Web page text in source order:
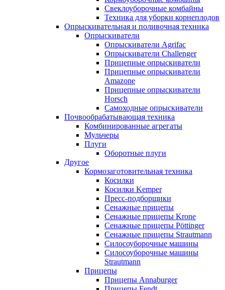
Свеклоуборочные комбайны
Техника для уборки корнеплодов
Опрыскивательная и поливочная техника
Опрыскиватели
Опрыскиватели Agrifac
Опрыскиватели Challenger
Прицепные опрыскиватели
Прицепные опрыскиватели
Amazone
Прицепные опрыскиватели
Horsch
Самоходные опрыскиватели
Почвообрабатывающая техника
Комбинированные агрегаты
Мульчеры
Плуги
Оборотные плуги
Другое
Кормозаготовительная техника
Косилки
Косилки Kemper
Пресс-подборщики
Сенажные прицепы
Сенажные прицепы Krone
Сенажные прицепы Pöttinger
Сенажные прицепы Strautmann
Силосоуборочные машины
Силосоуборочные машины
Strautmann
Прицепы
Прицепы Annaburger